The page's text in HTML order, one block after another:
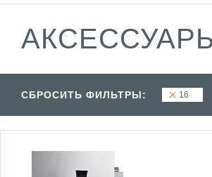
СБРОСИТЬ ФИЛЬТРЫ: 16